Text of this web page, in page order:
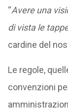
“Avere una
di vista le
cardine del
Le regole,
convenzioni